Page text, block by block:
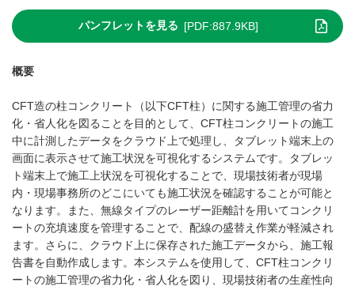
パンフレットを見る [PDF:887.9KB]
概要
CFT造の柱コンクリート（以下CFT柱）に関する施⼯管理の省⼒
化・省⼈化を図ることを目的として、CFT柱コンクリートの施⼯
中に計測したデータをクラウド上で処理し、タブレット端末上の
画面に表示させて施⼯状況を可視化するシステムです。タブレッ
ト端末上で施⼯上状況を可視化することで、現場技術者が現場
内・現場事務所のどこにいても施⼯状況を確認することが可能と
なります。また、無線タイプのレーザー距離計を⽤いてコンクリ
ートの充填速度を管理することで、配線の盛替え作業が軽減され
ます。さらに、クラウド上に保存された施⼯データから、施⼯報
告書を自動作成します。本システムを使⽤して、CFT柱コンクリ
ートの施⼯管理の省⼒化・省⼈化を図り、現場技術者の生産性向